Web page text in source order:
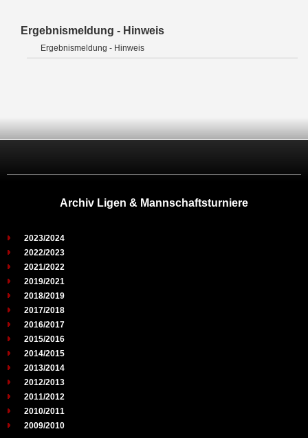
Ergebnismeldung - Hinweis
Ergebnismeldung - Hinweis
Archiv Ligen & Mannschaftsturniere
2023/2024
2022/2023
2021/2022
2019/2021
2018/2019
2017/2018
2016/2017
2015/2016
2014/2015
2013/2014
2012/2013
2011/2012
2010/2011
2009/2010